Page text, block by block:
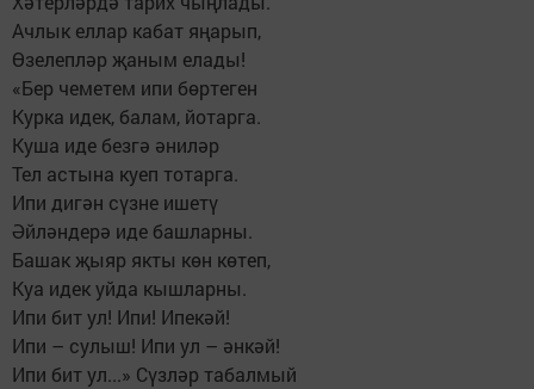
Ачлык еллар кабат яңарып,
Өзелепләр җаным елады!
«Бер чеметем ипи бөртеген
Курка идек, балам, йотарга.
Куша иде безгә әниләр
Тел астына куеп тотарга.
Ипи дигән сүзне ишетү
Әйләндерә иде башларны.
Башак җыяр якты көн көтеп,
Куа идек уйда кышларны.
Ипи бит ул! Ипи! Ипекәй!
Ипи – сулыш! Ипи ул – әнкәй!
Ипи бит ул...» Сүзләр табалмый